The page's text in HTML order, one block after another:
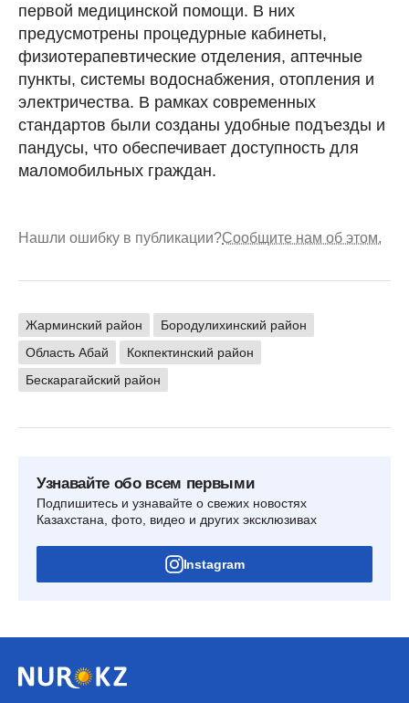
первой медицинской помощи. В них
предусмотрены процедурные кабинеты,
физиотерапевтические отделения, аптечные
пункты, системы водоснабжения, отопления и
электричества. В рамках современных
стандартов были созданы удобные подъезды и
пандусы, что обеспечивает доступность для
маломобильных граждан.
Нашли ошибку в публикации?Сообщите нам об этом.
Жарминский район
Бородулихинский район
Область Абай
Кокпектинский район
Бескарагайский район
Узнавайте обо всем первыми
Подпишитесь и узнавайте о свежих новостях
Казахстана, фото, видео и других эксклюзивах
Instagram